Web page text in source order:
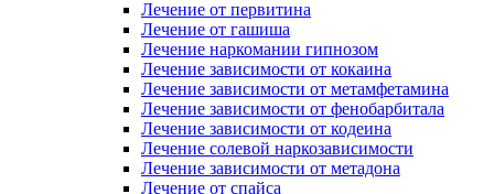
Лечение от первитина
Лечение от гашиша
Лечение наркомании гипнозом
Лечение зависимости от кокаина
Лечение зависимости от метамфетамина
Лечение зависимости от фенобарбитала
Лечение зависимости от кодеина
Лечение солевой наркозависимости
Лечение зависимости от метадона
Лечение от спайса